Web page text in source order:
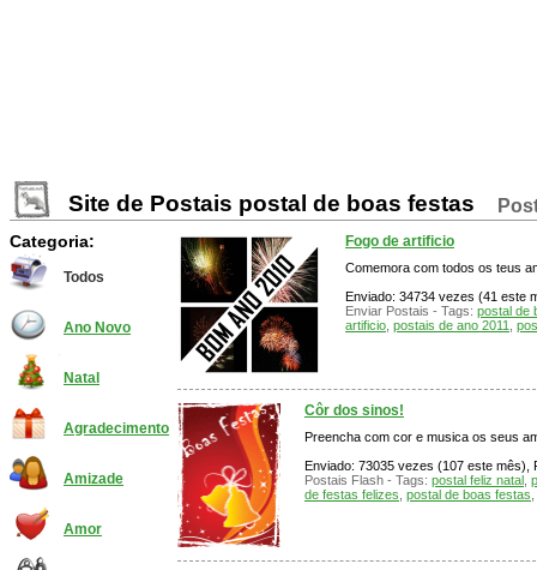
Site de Postais postal de boas festas
Categoria:
Todos
Ano Novo
Natal
Agradecimento
Amizade
Amor
Fogo de artificio
Comemora com todos os teus
Enviado: 34734 vezes (41 este
Enviar Postais - Tags: postal de
artificio postais de ano 2011
Côr dos sinos!
Preencha com cor e musica os seus
Enviado: 73035 vezes (107 este mês),
Postais Flash - Tags: postal feliz natal
de festas felizes postal de boas festas